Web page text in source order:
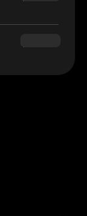
$180.00